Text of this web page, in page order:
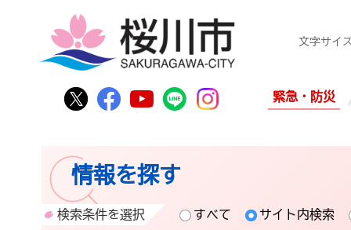
桜川市公式Twitter
桜川市公式Facebook
桜川市公式YouTube
桜川市公式LINE
Instagram
文字サイ
緊急・防災
情報を探す
検索条件を選択 すべて サイト内検索